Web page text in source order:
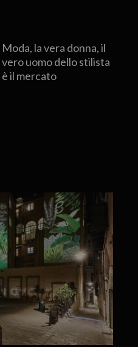
Moda, la vera donna, il
vero uomo dello stilista
è il mercato